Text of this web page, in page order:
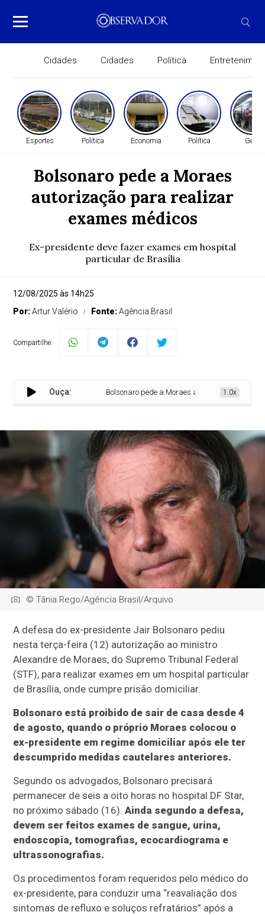
Cidades Cidades Política
Esportes Política Economia Política Geral
Bolsonaro pede a Moraes
autorização para realizar
exames médicos
Ex-presidente deve fazer exames em hospital
particular de Brasília
12/08/2025 às 14h25
Por:Artur Valério Fonte:Agência Brasil
Compartilhe:
Ouça: Bolsonaro pede a Moraes autorização para
1.0x
© Tânia Rego/Agência Brasil/Arquivo
A defesa do ex-presidente Jair Bolsonaro pediu
nesta terça-feira (12) autorização ao ministro
Alexandre de Moraes, do Supremo Tribunal Federal
(STF), para realizar exames em um hospital particular
de Brasília, onde cumpre prisão domiciliar.
Bolsonaro está proibido de sair de casa desde 4
de agosto, quando o próprio Moraes colocou o
ex-presidente em regime domiciliar após ele ter
descumprido medidas cautelares anteriores.
Segundo os advogados, Bolsonaro precisará
permanecer de seis a oito horas no hospital DF Star,
no próximo sábado (16).Ainda segundo a defesa,
devem ser feitos exames de sangue, urina,
endoscopia, tomografias, ecocardiograma e
ultrassonografias.
Os procedimentos foram requeridos pelo médico do
ex-presidente, para conduzir uma “reavaliação dos
sintomas de refluxo e soluços refratários” após a